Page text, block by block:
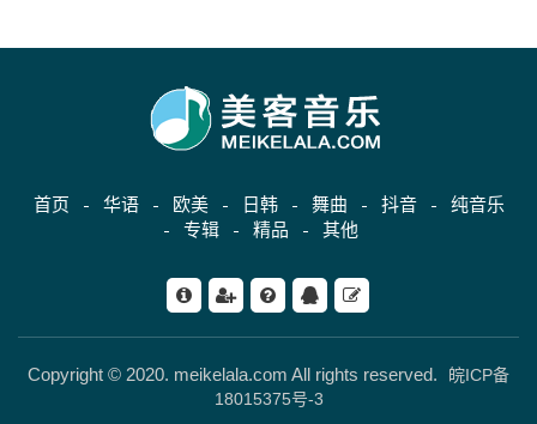
首页 华语 欧美 日韩 舞曲 抖音
纯音乐
专辑
精品 其他
Copyright © 2020. meikelala.com All rights reserved.
皖ICP备
18015375号-3